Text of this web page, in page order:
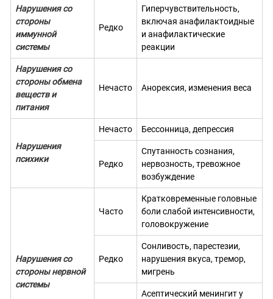
Нарушения со
стороны
иммунной
системы
Редко
Гиперчувствительность,
включая анафилактоидные
и анафилактические
реакции
Нарушения со
стороны обмена
веществ и
питания
Нечасто Анорексия, изменения веса
Нарушения
психики
Нечасто Бессонница, депрессия
Редко
Спутанность сознания,
нервозность, тревожное
возбуждение
Нарушения со
стороны нервной
системы
Часто
Кратковременные головные
боли слабой интенсивности,
головокружение
Редко
Сонливость, парестезии,
нарушения вкуса, тремор,
мигрень
Асептический менингит у